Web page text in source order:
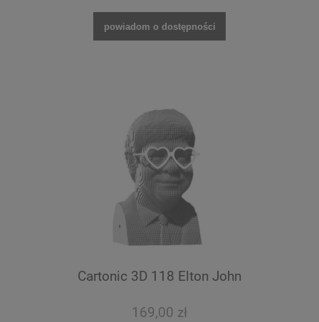
powiadom o dostępności
Cartonic 3D 118 Elton John
169,00 zł